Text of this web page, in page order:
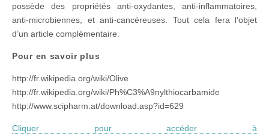
possède des propriétés anti-oxydantes, anti-inflammatoires,
anti-microbiennes, et anti-cancéreuses. Tout cela fera l’objet
d’un article complémentaire.
Pour en savoir plus
http://fr.wikipedia.org/wiki/Olive
http://fr.wikipedia.org/wiki/Ph%C3%A9nylthiocarbamide
http://www.scipharm.at/download.asp?id=629
Cliquer pour accéder à